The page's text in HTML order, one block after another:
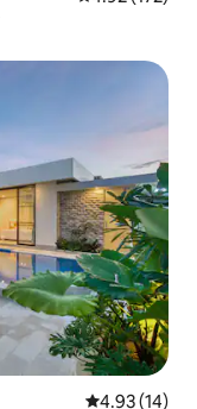
औसत रेटिंग 5 में
4.93 (14)